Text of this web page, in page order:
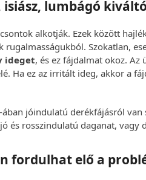
lumbágó
alkotják. Ezek között
rugalmasságukból. Szokatlan,
ideget, és ez fájdalmat okoz.
Ha ez az irritált ideg, akkor a
jóindulatú derékfájásról
és rosszindulatú daganat, vagy
fordulhat elő a